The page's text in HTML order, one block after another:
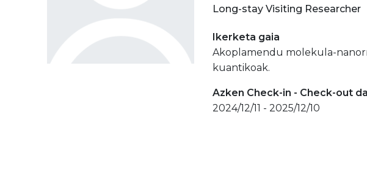
Long-stay Visiting Researcher
Ikerketa gaia
Akoplamendu molekula-
kuantikoak.
Azken Check-in - Check-out
2024/12/11 - 2025/12/10